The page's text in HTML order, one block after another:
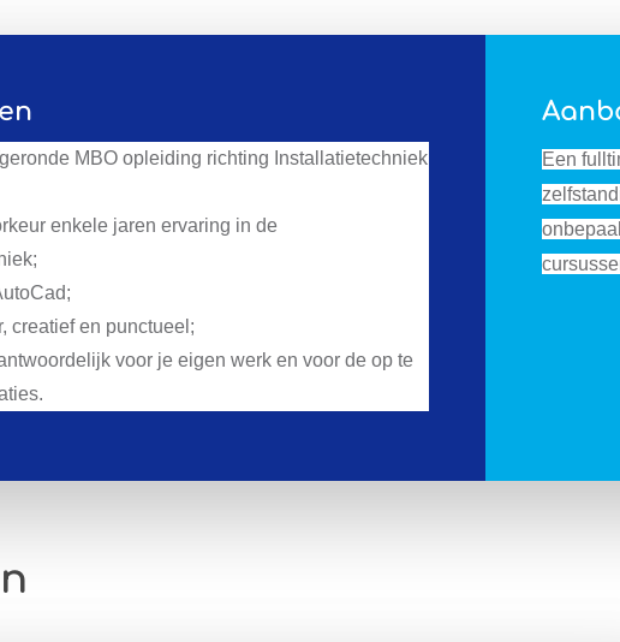
MBO opleiding richting Installatietechniek
enkele jaren ervaring in de
creatief en punctueel;
voor je eigen werk en voor de op te
Een